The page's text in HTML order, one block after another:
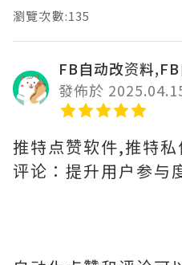
瀏覽次數:135
FB自动改资料
發佈於
推特点赞软件,推特
评论：提升用户参与